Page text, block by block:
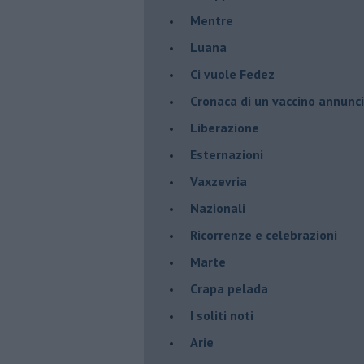
​Mentre
Luana
​Ci vuole Fedez
​Cronaca di un vaccino
​Liberazione
Esternazioni
Vaxzevria
Nazionali
​Ricorrenze e celebrazioni
Marte
​Crapa pelada
​I soliti noti
Arie